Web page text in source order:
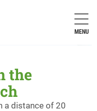
MENU
the
a distance of 20